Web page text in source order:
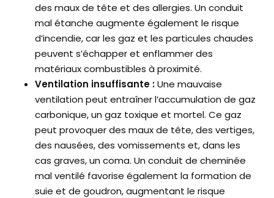
des maux de tête et des allergies. Un conduit
mal étanche augmente également le risque
d’incendie, car les gaz et les particules chaudes
peuvent s’échapper et enflammer des
matériaux combustibles à proximité.
Ventilation insuffisante :Une mauvaise
ventilation peut entraîner l’accumulation de gaz
carbonique, un gaz toxique et mortel. Ce gaz
peut provoquer des maux de tête, des vertiges,
des nausées, des vomissements et, dans les
cas graves, un coma. Un conduit de cheminée
mal ventilé favorise également la formation de
suie et de goudron, augmentant le risque